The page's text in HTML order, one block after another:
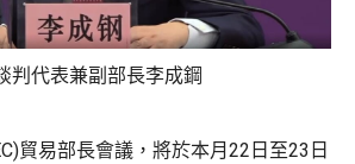
判代表兼副部長李成鋼
貿易部長會議，將於本月22日至23日